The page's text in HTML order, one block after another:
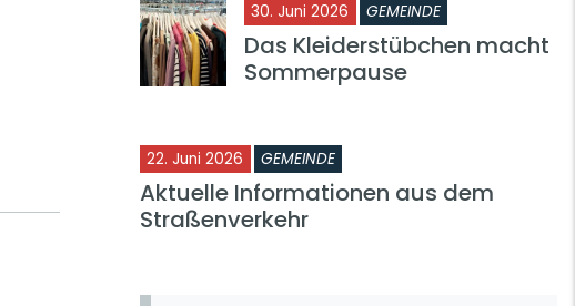
30. Juni 2026 GEMEINDE
Das Kleiderstübchen macht
Sommerpause
22. Juni 2026 GEMEINDE
Aktuelle Informationen aus dem
Straßenverkehr